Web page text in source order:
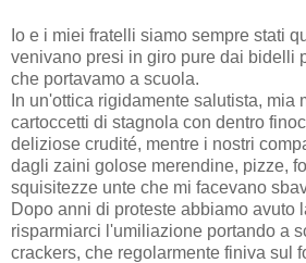
Io e i miei fratelli siamo sempre stati
venivano presi in giro pure dai bidelli
che portavamo a scuola.
In un'ottica rigidamente salutista, mia
cartoccetti di stagnola con dentro
deliziose crudité, mentre i nostri
dagli zaini golose merendine, pizze,
squisitezze unte che mi facevano
Dopo anni di proteste abbiamo avuto
risparmiarci l'umiliazione portando a
crackers, che regolarmente finiva sul